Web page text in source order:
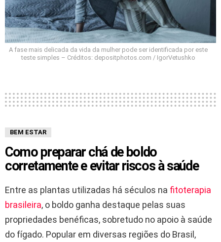
A fase mais delicada da vida da mulher pode ser identificada por este
teste simples – Créditos: depositphotos.com / IgorVetushko
BEM ESTAR
Como preparar chá de boldo
corretamente e evitar riscos à saúde
Entre as plantas utilizadas há séculos na fitoterapia
brasileira, o boldo ganha destaque pelas suas
propriedades benéficas, sobretudo no apoio à saúde
do fígado. Popular em diversas regiões do Brasil,